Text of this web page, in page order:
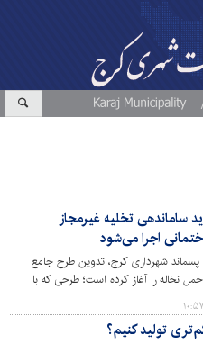
ساماندهی تخلیه غیرمجاز
اجرا می‌شود
شهرداری کرج، تدوین طرح جامع
نخاله را آغاز کرده است؛ طرحی که با
نوین و مشارکت شهروندان، امکان
کنترل دقیق بر حمل و نقل نخاله‌ها را فراهم
تولید کنیم؟